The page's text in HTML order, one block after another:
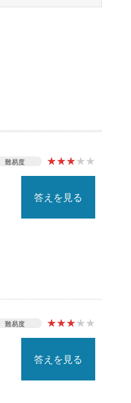
難易度 ★★★★★
答えを見る
難易度 ★★★★★
答えを見る